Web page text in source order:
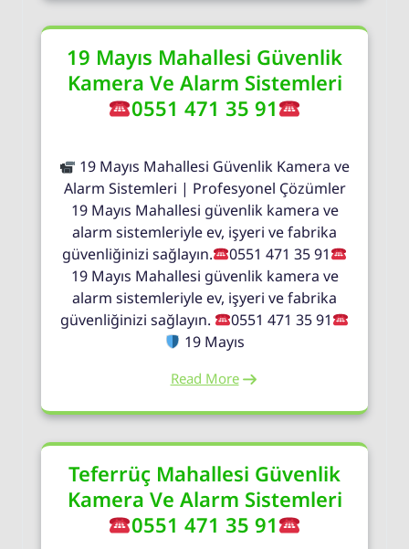
19 Mayıs Mahallesi Güvenlik
Kamera Ve Alarm Sistemleri
0551 471 35 91
19 Mayıs Mahallesi Güvenlik Kamera ve
Alarm Sistemleri | Profesyonel Çözümler
19 Mayıs Mahallesi güvenlik kamera ve
alarm sistemleriyle ev, işyeri ve fabrika
güvenliğinizi sağlayın.
0551 471 35 91
19 Mayıs Mahallesi güvenlik kamera ve
alarm sistemleriyle ev, işyeri ve fabrika
güvenliğinizi sağlayın.
0551 471 35 91
19 Mayıs
Read More
Teferrüç Mahallesi Güvenlik
Kamera Ve Alarm Sistemleri
0551 471 35 91